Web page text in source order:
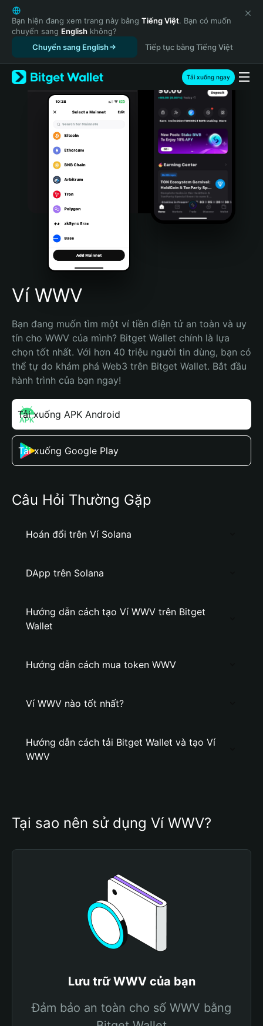
English
日本語
Tiếng Việt
Русский
Español (Latinoamérica)
Türkçe
Italiano
Português (Portugal)
Bahasa Indonesia
Português (Brasil)
Español (Argentina)
Bạn hiện đang xem trang này bằng Tiếng Việt. Bạn có muốn
chuyển sang English không?
Chuyển sang English
Tiếp tục bằng Tiếng Việt
Tải xuống ngay
Ví WWV
Bạn đang muốn tìm một ví tiền điện tử an toàn và uy
tín cho WWV của mình? Bitget Wallet chính là lựa
chọn tốt nhất. Với hơn 40 triệu người tin dùng, bạn có
thể tự do khám phá Web3 trên Bitget Wallet. Bắt đầu
hành trình của bạn ngay!
Tải xuống APK Android
Tải xuống Google Play
Câu Hỏi Thường Gặp
Hoán đổi trên Ví Solana
DApp trên Solana
Hướng dẫn cách tạo Ví WWV trên Bitget
Wallet
Hướng dẫn cách mua token WWV
Ví WWV nào tốt nhất?
Hướng dẫn cách tải Bitget Wallet và tạo Ví
WWV
Tại sao nên sử dụng Ví WWV?
Lưu trữ WWV của bạn
Đảm bảo an toàn cho số WWV bằng